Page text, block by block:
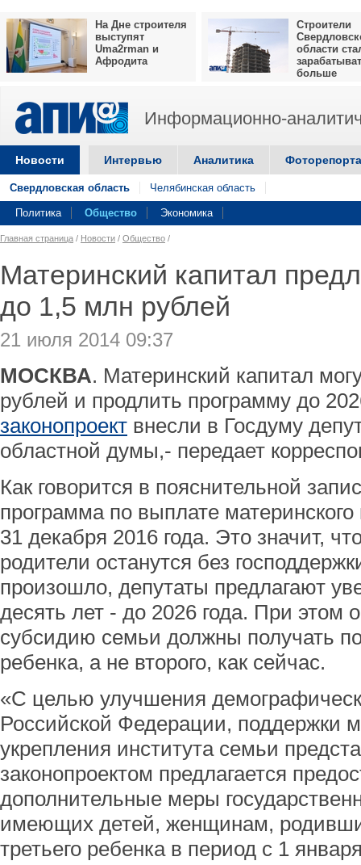
На Дне строителя
выступят
Uma2rman и
Афродита
Строители
области
больше
Информационно-
Новости Интервью Аналитика
Свердловская область Челябинская область
Политика Общество Экономика
Главная страница / Новости / Общество /
Материнский капитал
до 1,5 млн рублей
21 июля 2014 09:37
МОСКВА. Материнский капитал
рублей и продлить программу до
законопроект внесли в Госдуму
областной думы,- передает
Как говорится в пояснительной
программа по выплате
31 декабря 2016 года. Это значит,
родители останутся без
произошло, депутаты предлагают
десять лет - до 2026 года. При этом
субсидию семьи должны получать
ребенка, а не второго, как сейчас.
«С целью улучшения
Российской Федерации, поддержки
укрепления института семьи
законопроектом предлагается
дополнительные меры
имеющих детей, женщинам,
третьего ребенка в период с 1